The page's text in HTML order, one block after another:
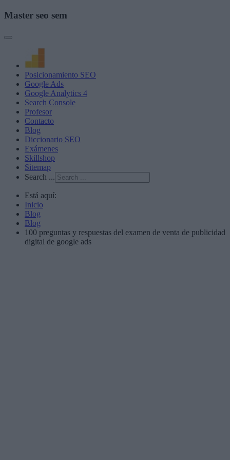
Master seo sem
Posicionamiento SEO
Google Ads
Google Analytics 4
Search Console
Profesor
Contacto
Blog
Diccionario SEO
Exámenes
Skillshop
Sitemap
Search ...
Está aquí:
Inicio
Blog
Blog
100 preguntas y respuestas del examen de venta de publicidad
digital de google ads